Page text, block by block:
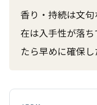
香り・持続は文
在は入手性が落
たら早めに確保し